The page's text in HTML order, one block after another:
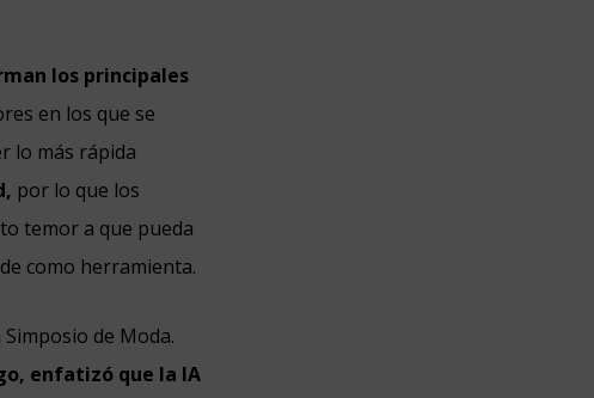
los principales
en los que se
lo más rápida
por lo que los
temor a que pueda
como herramienta.
de Moda.
enfatizó que la IA